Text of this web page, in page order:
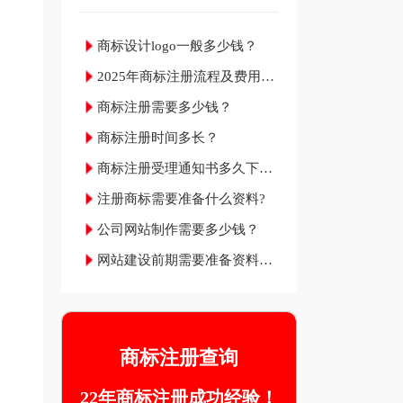
商标设计logo一般多少钱？
2025年商标注册流程及费用材
商标注册需要多少钱？
商标注册时间多长？
商标注册受理通知书多久下
注册商标需要准备什么资料?
公司网站制作需要多少钱？
网站建设前期需要准备资料明
商标注册查询
22年商标注册成功经验！